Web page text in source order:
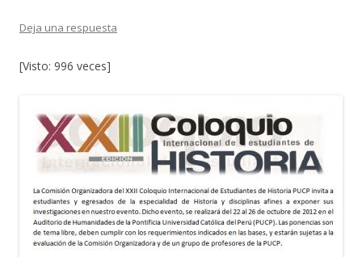
Deja una respuesta
[Visto: 996 veces]